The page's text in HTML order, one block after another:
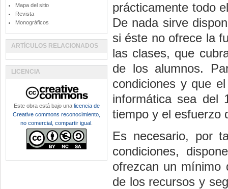
prácticamente todo
De nada sirve
si éste no ofrece la
las clases, que
de los alumnos.
condiciones y que
informática sea del
tiempo y el esfuerzo
Es necesario, por
condiciones,
ofrezcan un mínimo
de los recursos y
Mapa del sitio
Revista
Monográficos
ARTÍCULOS RELACIONADOS
LICENCIA
Este obra está bajo una licencia de
Creative commons reconocimiento,
no comercial, compartir igual